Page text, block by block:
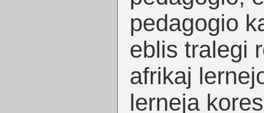
pedagogio
eblis tralegi
afrikaj
lerneja